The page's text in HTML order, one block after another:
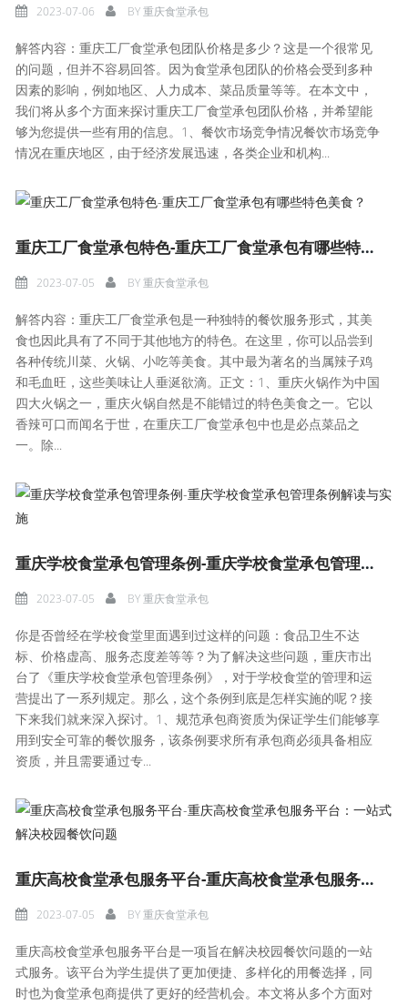
2023-07-06 BY重庆食堂承包
解答内容：重庆工厂食堂承包团队价格是多少？这是一个很常见
的问题，但并不容易回答。因为食堂承包团队的价格会受到多种
因素的影响，例如地区、人力成本、菜品质量等等。在本文中，
我们将从多个方面来探讨重庆工厂食堂承包团队价格，并希望能
够为您提供一些有用的信息。1、餐饮市场竞争情况餐饮市场竞争
情况在重庆地区，由于经济发展迅速，各类企业和机构...
重庆工厂食堂承包特色-重庆工厂食堂承包有哪些特色美食？
2023-07-05 BY重庆食堂承包
解答内容：重庆工厂食堂承包是一种独特的餐饮服务形式，其美
食也因此具有了不同于其他地方的特色。在这里，你可以品尝到
各种传统川菜、火锅、小吃等美食。其中最为著名的当属辣子鸡
和毛血旺，这些美味让人垂涎欲滴。正文：1、重庆火锅作为中国
四大火锅之一，重庆火锅自然是不能错过的特色美食之一。它以
香辣可口而闻名于世，在重庆工厂食堂承包中也是必点菜品之
一。除...
重庆学校食堂承包管理条例-重庆学校食堂承包管理条例解读与实施
2023-07-05 BY重庆食堂承包
你是否曾经在学校食堂里面遇到过这样的问题：食品卫生不达
标、价格虚高、服务态度差等等？为了解决这些问题，重庆市出
台了《重庆学校食堂承包管理条例》，对于学校食堂的管理和运
营提出了一系列规定。那么，这个条例到底是怎样实施的呢？接
下来我们就来深入探讨。1、规范承包商资质为保证学生们能够享
用到安全可靠的餐饮服务，该条例要求所有承包商必须具备相应
资质，并且需要通过专...
重庆高校食堂承包服务平台-重庆高校食堂承包服务平台：一站式解决校园餐饮问题
2023-07-05 BY重庆食堂承包
重庆高校食堂承包服务平台是一项旨在解决校园餐饮问题的一站
式服务。该平台为学生提供了更加便捷、多样化的用餐选择，同
时也为食堂承包商提供了更好的经营机会。本文将从多个方面对